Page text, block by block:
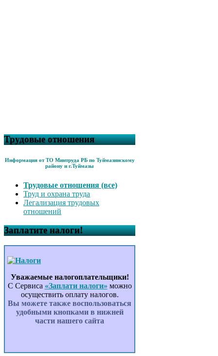
Трудовые отношения
Информация от ТО Минтруда РБ по Туймазинскому
району и г.Туймазы
Трудовые отношения (все)
Труд и охрана труда
Легализация трудовых
отношений
Заплатите налоги!
Уважаемые налогоплательщики!
С Сервиса «Заплати налоги» можно
осуществить оплату налогов.
Вы можете также воспользоваться
удобными кнопками в нижней
части нашего сайта